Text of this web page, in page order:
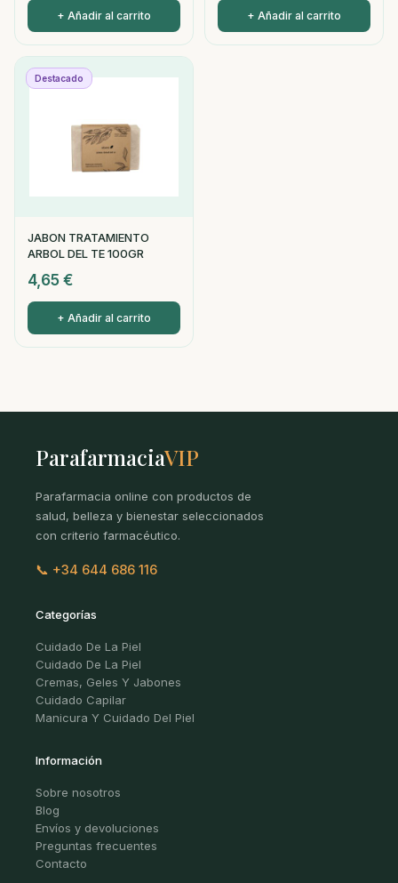
+ Añadir al carrito + Añadir al carrito
Destacado
JABON TRATAMIENTO
ARBOL DEL TE 100GR
4,65 €
+ Añadir al carrito
ParafarmaciaVIP
Parafarmacia online con productos de
salud, belleza y bienestar seleccionados
con criterio farmacéutico.
📞 +34 644 686 116
Categorías
Cuidado De La Piel
Cuidado De La Piel
Cremas, Geles Y Jabones
Cuidado Capilar
Manicura Y Cuidado Del Piel
Información
Sobre nosotros
Blog
Envíos y devoluciones
Preguntas frecuentes
Contacto